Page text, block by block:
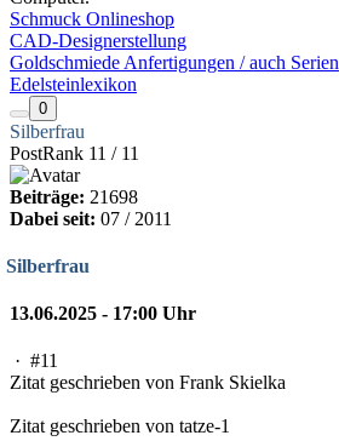
Schmuck Onlineshop
CAD-Designerstellung
Goldschmiede Anfertigungen / auch Serien
Edelsteinlexikon
0
Silberfrau
PostRank 11 / 11
Beiträge: 21698
Dabei seit: 07 / 2011
Silberfrau
13.06.2025 - 17:00 Uhr
· #11
Zitat geschrieben von Frank Skielka
Zitat geschrieben von tatze-1